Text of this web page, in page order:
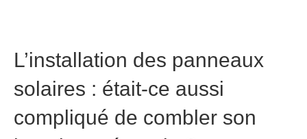
L’installation des panneaux
solaires : était-ce aussi
compliqué de combler son